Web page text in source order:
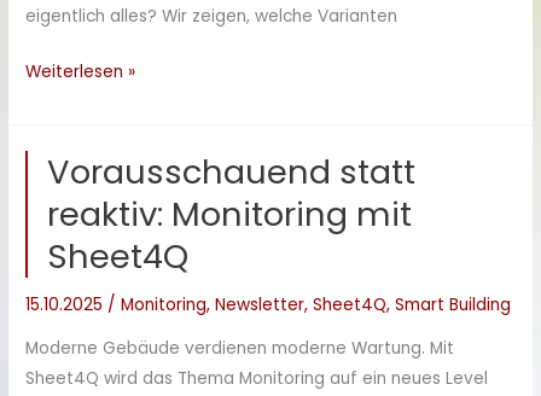
eigentlich alles? Wir zeigen, welche Varianten
Infrastruktur
behalten
Sheet4Q
Weiterlesen »
Vorausschauend statt
reaktiv: Monitoring mit
Sheet4Q
15.10.2025 /Monitoring,Newsletter,Sheet4Q,Smart Building
Moderne Gebäude verdienen moderne Wartung. Mit
Sheet4Q wird das Thema Monitoring auf ein neues Level